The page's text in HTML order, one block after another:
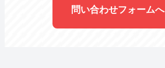
問い合わせフォームへ